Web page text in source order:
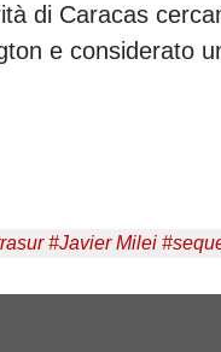
di Caracas
e considerato
#Javier Milei #